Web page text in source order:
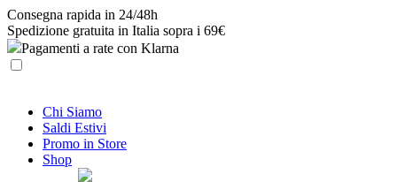
Skip
to
content
Consegna rapida in 24/48h
Spedizione gratuita in Italia sopra i 69€
Pagamenti a rate con Klarna
Chi Siamo
Saldi Estivi
Promo in Store
Shop